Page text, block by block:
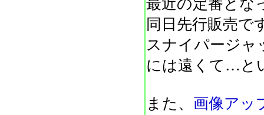
最近の定番とな
同日先行販売で
スナイパージャ
には遠くて…と
また、 画像アッ